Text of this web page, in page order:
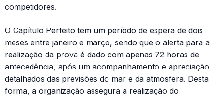
competidores.
O Capítulo Perfeito tem um período de espera de dois
meses entre janeiro e março, sendo que o alerta para a
realização da prova é dado com apenas 72 horas de
antecedência, após um acompanhamento e apreciação
detalhados das previsões do mar e da atmosfera. Desta
forma, a organização assegura a realização do